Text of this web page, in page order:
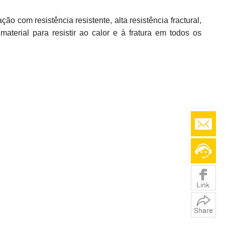
com resistência resistente, alta resistência fractural,
para resistir ao calor e à fratura em todos os